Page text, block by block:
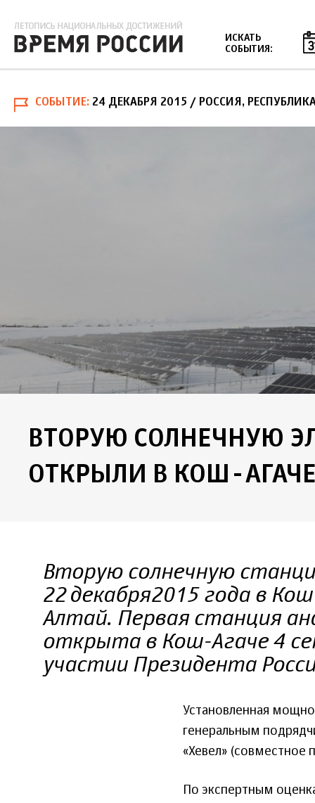
ИСКАТЬ
СОБЫТИЯ:
СОБЫТИЕ 24 ДЕКАБРЯ 2015 / РОССИЯ,
ВТОРУЮ СОЛНЕЧНУЮ
ОТКРЫЛИ В КОШ-
Вторую солнечную
22 декабря 2015 года в
Алтай. Первая станция
открыта в Кош-Агаче 4
участии Президента
Установленная
генеральным
«Хевел» (совместное
По экспертным